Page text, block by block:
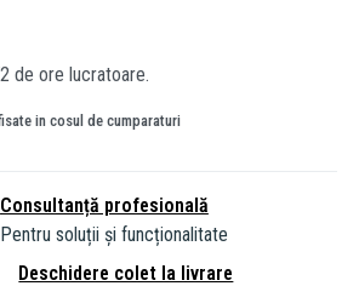
de ore lucratoare.
in cosul de cumparaturi
Consultanță profesională
Pentru soluții și funcționalitate
Deschidere colet la livrare